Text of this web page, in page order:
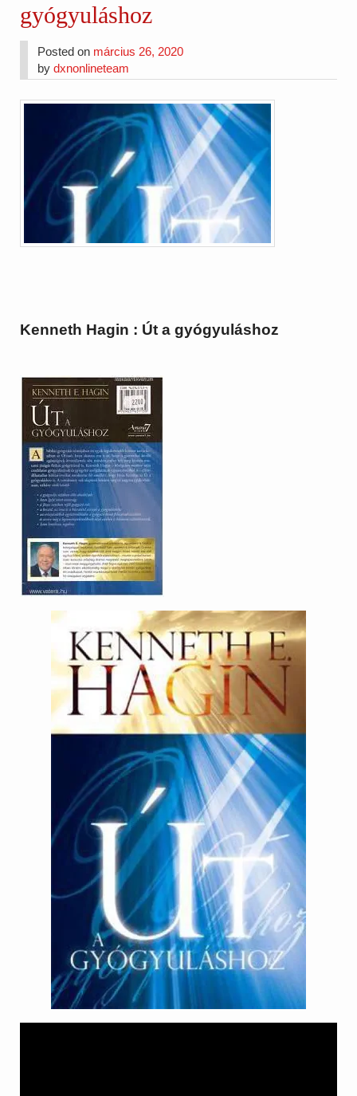
gyógyuláshoz
Posted on március 26, 2020
bydxnonlineteam
Kenneth Hagin : Út a gyógyuláshoz